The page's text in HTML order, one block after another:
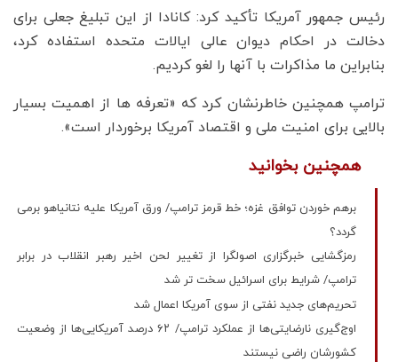
رئیس جمهور آمریکا تأکید کرد: کانادا از این تبلیغ جعلی برای
دخالت در احکام دیوان عالی ایالات متحده استفاده کرد،
بنابراین ما مذاکرات با آنها را لغو کردیم.
ترامپ همچنین خاطرنشان کرد که «تعرفه ها از اهمیت بسیار
بالایی برای امنیت ملی و اقتصاد آمریکا برخوردار است».
همچنین بخوانید
برهم خوردن توافق غزه؛ خط قرمز ترامپ/ ورق آمریکا علیه نتانیاهو برمی
گردد؟
رمزگشایی خبرگزاری اصولگرا از تغییر لحن اخیر رهبر انقلاب در برابر
ترامپ/ شرایط برای اسرائیل سخت تر شد
تحریم‌های جدید نفتی از سوی آمریکا اعمال شد
اوج‌گیری نارضایتی‌ها از عملکرد ترامپ/ ۶۲ درصد آمریکایی‌ها از وضعیت
کشورشان راضی نیستند